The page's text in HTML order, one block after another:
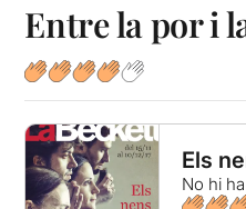
Entre la por i
Els
No hi